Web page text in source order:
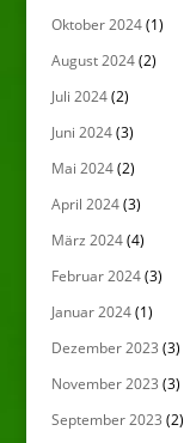
Oktober 2024(1)
August 2024(2)
Juli 2024(2)
Juni 2024(3)
Mai 2024(2)
April 2024(3)
März 2024(4)
Februar 2024(3)
Januar 2024(1)
Dezember 2023 (3)
November 2023 (3)
September 2023 (2)